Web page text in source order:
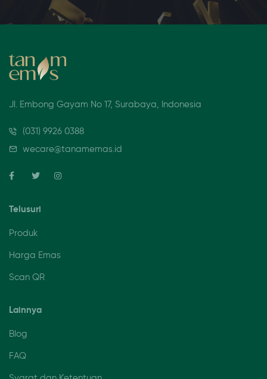
Jl. Embong Gayam No 17, Surabaya, Indonesia
(031) 9926 0388
wecare@tanamemas.id
Telusuri
Produk
Harga Emas
Scan QR
Lainnya
Blog
FAQ